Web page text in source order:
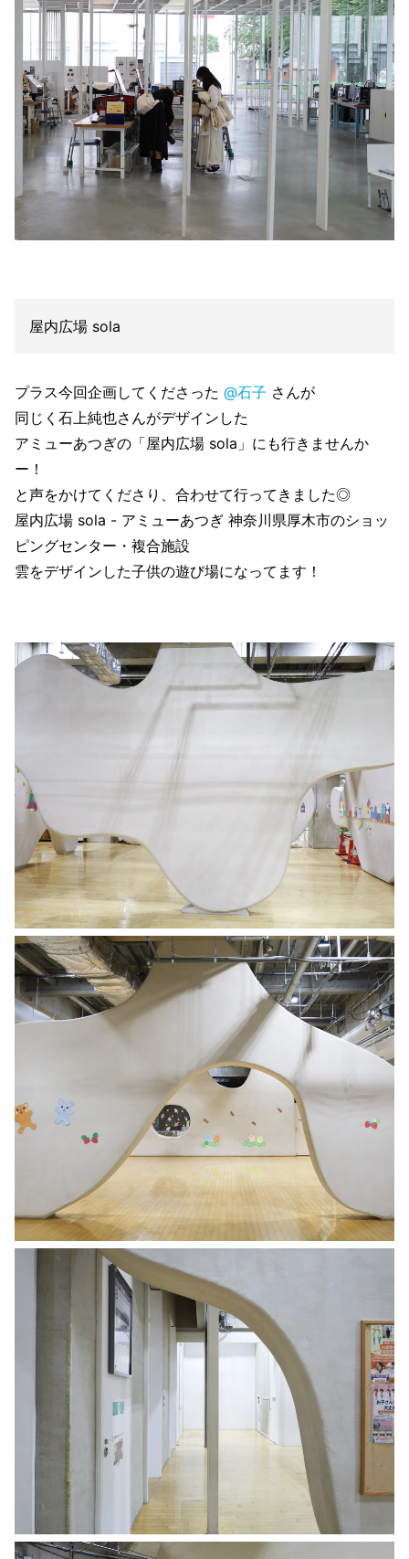
屋内広場 sola
プラス今回企画してくださった @石子 さんが
同じく石上純也さんがデザインした
アミューあつぎの「屋内広場 sola」にも行きませんか
ー！
と声をかけてくださり、合わせて行ってきました◎
屋内広場 sola - アミューあつぎ 神奈川県厚木市のショッ
ピングセンター・複合施設
雲をデザインした子供の遊び場になってます！